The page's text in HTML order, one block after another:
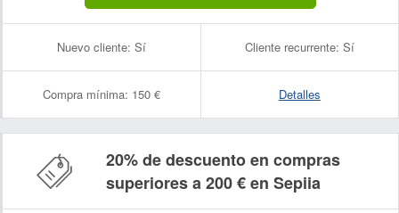
Nuevo cliente: Sí Cliente recurrente: Sí
Compra mínima: 150 € Detalles
20% de descuento en compras
superiores a 200 € en Sepiia